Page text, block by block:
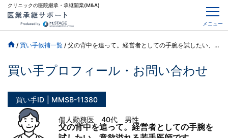
クリニックの医院継承・承継開業(M&A)
メニュー
/ 買い手候補一覧 / 父の背中を追って。経営者としての手腕を試したい、意欲溢れる若手医師です
買い手プロフィール・お問い合わせ
買い手ID MMSB-11380
個人勤務医 40代 男性
父の背中を追って。経営者としての手腕を